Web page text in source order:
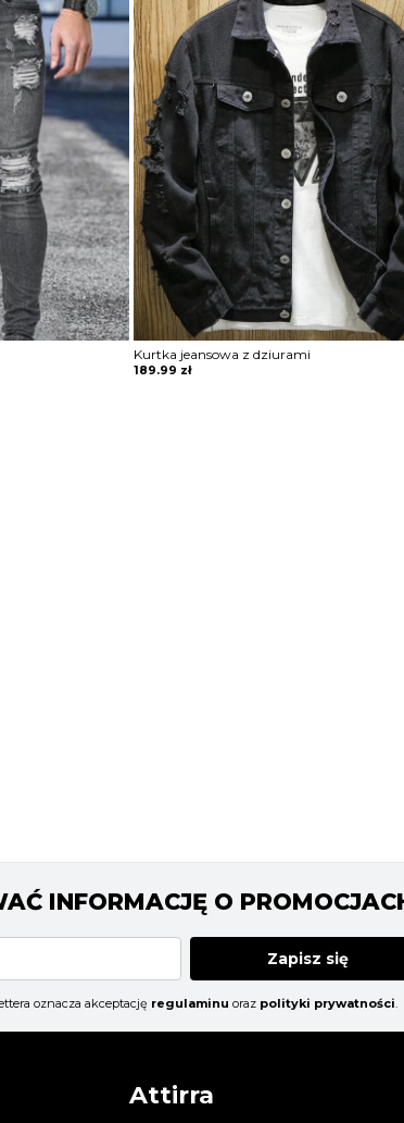
Kurtka jeansowa z dziurami
189.99 zł
INFORMACJĘ O
Zapisz się
oznacza akceptację regulaminu oraz polityki prywatności.
Attirra